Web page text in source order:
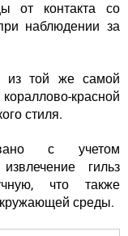
от контакта со
наблюдении за
из той же самой
красной
стиля.
с учетом
гильз
что также
среды.